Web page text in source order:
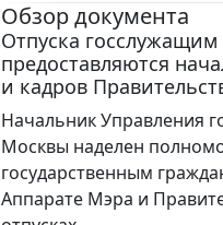
Обзор документа
Отпуска
предоставляются
и кадров
Начальник Управления
Москвы наделен
государственным
Аппарате Мэра и